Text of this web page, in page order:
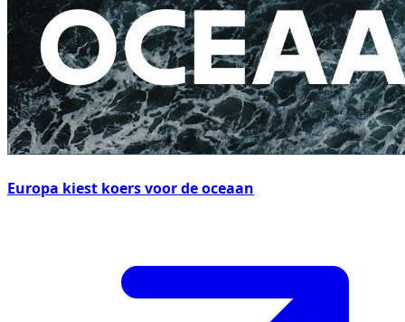
Europa kiest koers voor de oceaan